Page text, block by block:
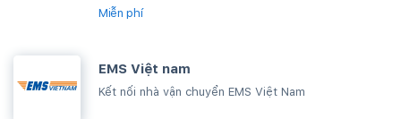
Miễn phí
EMS Việt nam
Kết nối nhà vận chuyển EMS Việt Nam